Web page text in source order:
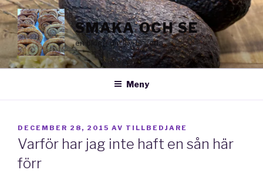
Hoppa
till
innehåll
SMAKA OCH SE
en blogg om livets goda
Meny
PUBLICERAT
DECEMBER 28, 2015 AV TILLBEDJARE
Varför har jag inte haft en sån här
förr